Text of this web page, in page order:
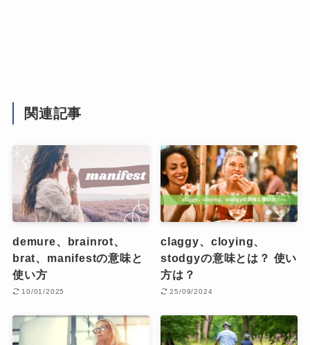
関連記事
demure、brainrot、
brat、manifestの意味と
使い方
10/01/2025
claggy、cloying、
stodgyの意味とは？ 使い
方は？
25/09/2024